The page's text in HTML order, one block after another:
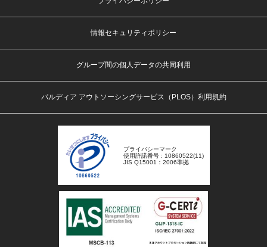
情報セキュリティポリシー
グループ間の個人データの共同利用
パルディア アウトソーシングサービス（PLOS）利用規約
プライバシーマーク
使用許諾番号 : 10860522(11)
JIS Q15001：2006準拠